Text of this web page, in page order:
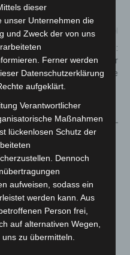
Nächster Artikel
Kultursommer 2021:
Klezmerkonzert in der
Kulturfabrik Krawatte
Autor
Open Air 2026:
im Maschpark
Langenhagen 2026:
und Rettung
dieser
unser Unternehmen die
und Zweck der von uns
Ferner werden
Datenschutzerklärung
aufgeklärt.
Verantwortlicher
Maßnahmen
lückenlosen Schutz der
Dennoch
aufweisen, sodass ein
werden kann. Aus
Person frei,
auf alternativen Wegen,
zu übermitteln.